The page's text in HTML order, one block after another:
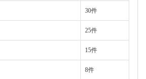
30件
25件
15件
8件